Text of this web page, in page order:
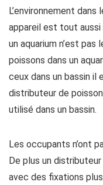
L’environnement
appareil est tout
un aquarium n’est pas
poissons dans un
ceux dans un bassin il
distributeur de
utilisé dans un bassin.
Les occupants n’ont
De plus un
avec des fixations